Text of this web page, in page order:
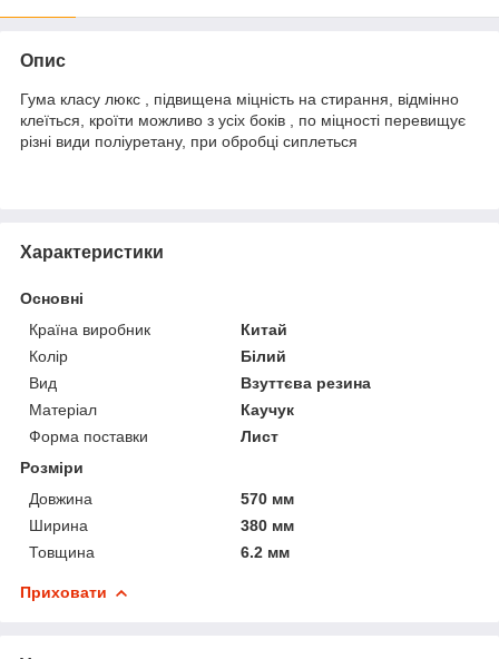
Опис
Гума класу люкс , підвищена міцність на стирання, відмінно
клеїться, кроїти можливо з усіх боків , по міцності перевищує
різні види поліуретану, при обробці сиплеться
Характеристики
Основні
Країна виробник
Китай
Колір
Білий
Вид
Взуттєва резина
Матеріал
Каучук
Форма поставки
Лист
Розміри
Довжина
570 мм
Ширина
380 мм
Товщина
6.2 мм
Приховати